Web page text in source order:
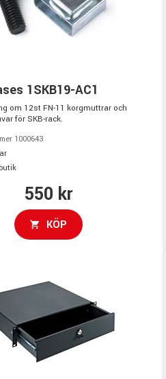
1SKB19-AC1
om 12st FN-11 korgmuttrar och
för SKB-rack.
1000643
550 kr
KÖP